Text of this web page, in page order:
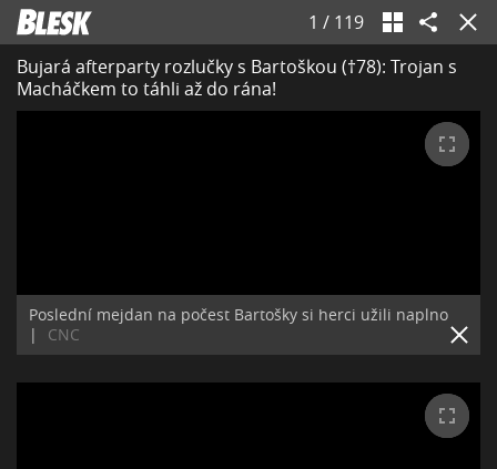
1 / 119
Bujará afterparty rozlučky s Bartoškou (†78): Trojan s
Macháčkem to táhli až do rána!
Poslední mejdan na počest Bartošky si herci užili naplno
|
CNC